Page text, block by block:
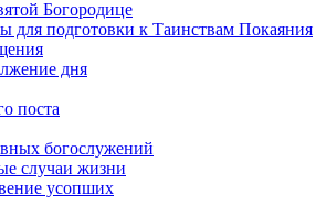
Богородице
для подготовки к Таинствам Покаяния
дня
поста
богослужений
случаи жизни
усопших